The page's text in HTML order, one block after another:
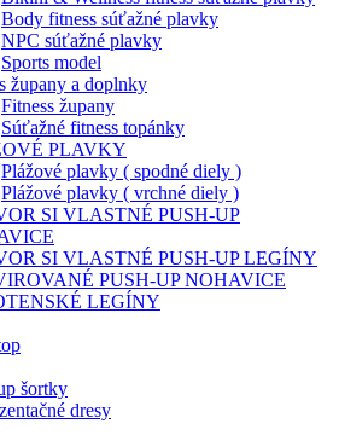
Body fitness súťažné plavky
NPC súťažné plavky
Sports model
župany a doplnky
Fitness župany
Súťažné fitness topánky
PLAVKY
Plážové plavky ( spodné diely )
Plážové plavky ( vrchné diely )
SI VLASTNÉ PUSH-UP
SI VLASTNÉ PUSH-UP LEGÍNY
PUSH-UP NOHAVICE
LEGÍNY
šortky
dresy